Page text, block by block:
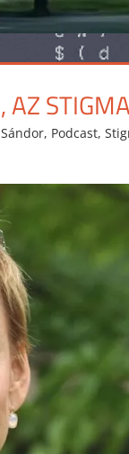
AZ
, Podcast,